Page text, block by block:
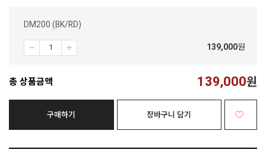
DM200 (BK/RD)
139,000원
총 상품금액 139,000원
구매하기 장바구니 담기